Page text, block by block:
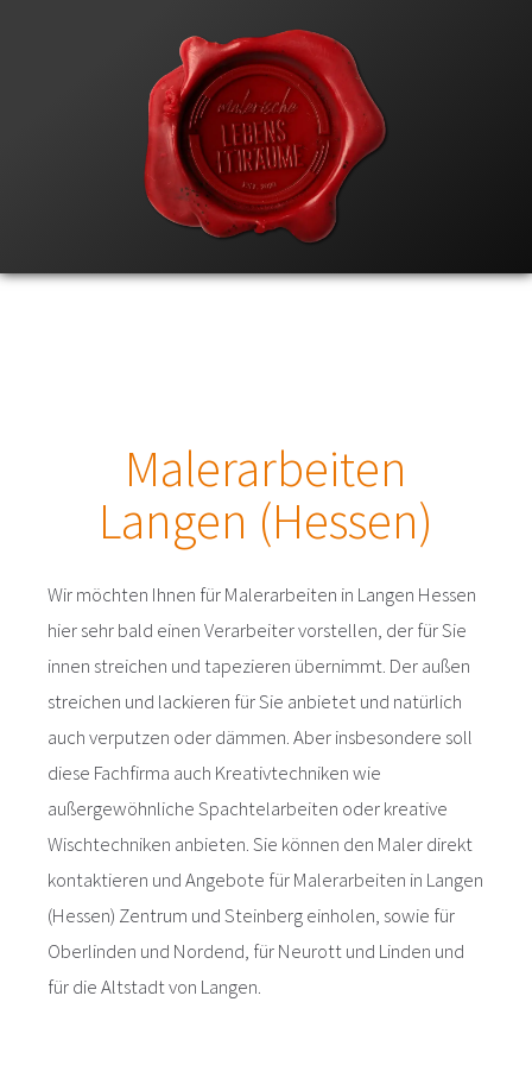
Malerarbeiten
Langen (Hessen)
Wir möchten Ihnen für Malerarbeiten in Langen Hessen
hier sehr bald einen Verarbeiter vorstellen, der für Sie
innen streichen und tapezieren übernimmt. Der außen
streichen und lackieren für Sie anbietet und natürlich
auch verputzen oder dämmen. Aber insbesondere soll
diese Fachfirma auch Kreativtechniken wie
außergewöhnliche Spachtelarbeiten oder kreative
Wischtechniken anbieten. Sie können den Maler direkt
kontaktieren und Angebote für Malerarbeiten in Langen
(Hessen) Zentrum und Steinberg einholen, sowie für
Oberlinden und Nordend, für Neurott und Linden und
für die Altstadt von Langen.